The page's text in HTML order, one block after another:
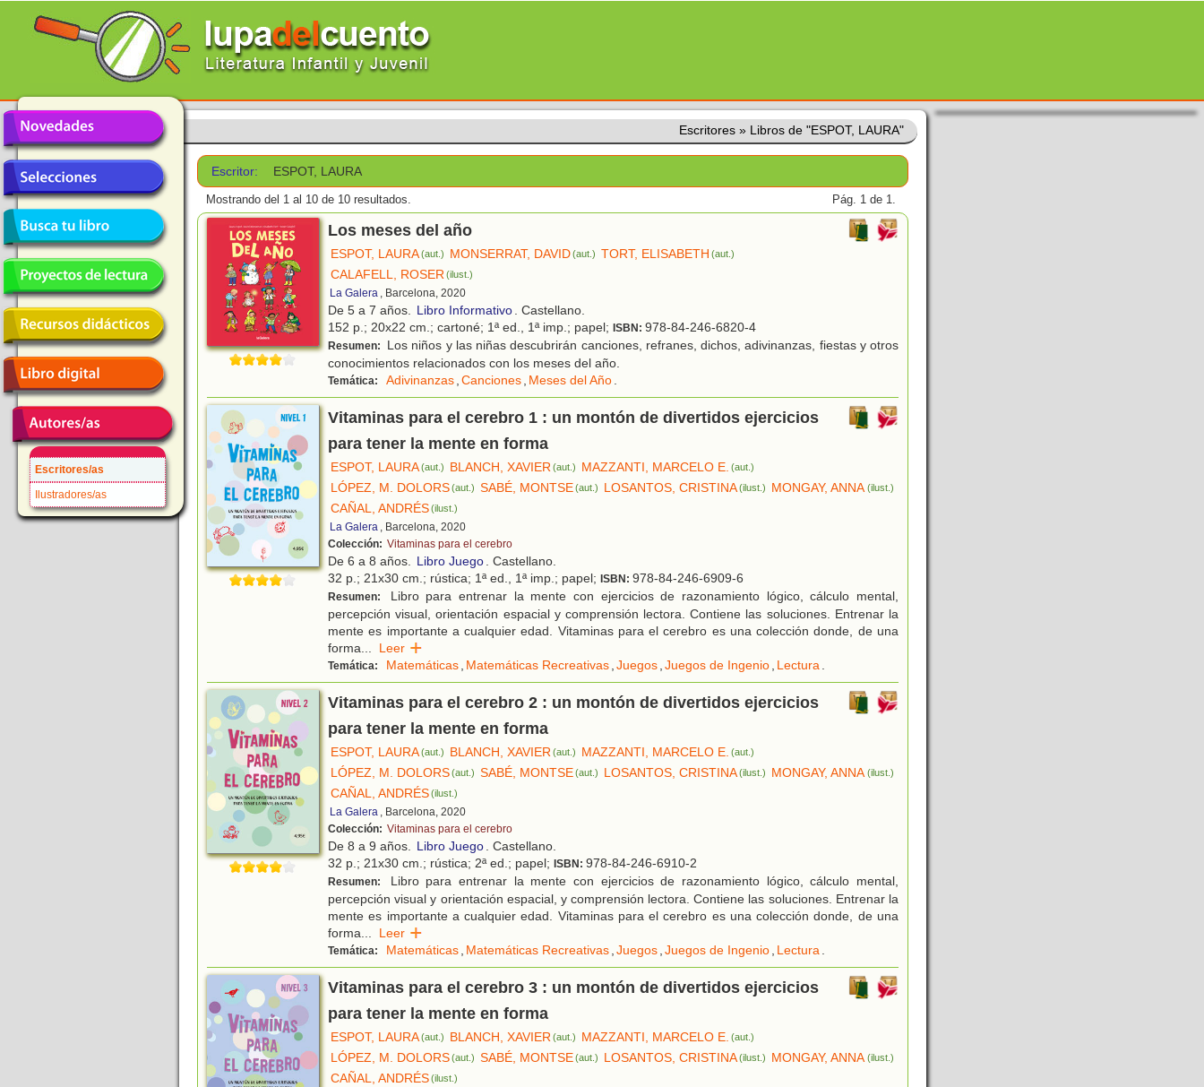
Escritores/as
Ilustradores/as
Escritores » Libros de "ESPOT, LAURA"
Escritor: ESPOT, LAURA
Mostrando del 1 al 10 de 10 resultados. Pág. 1 de 1.
Los meses del año
ESPOT, LAURA(aut.) MONSERRAT, DAVID(aut.) TORT, ELISABETH (aut.)
CALAFELL, ROSER(ilust.)
La Galera , Barcelona, 2020
De 5 a 7 años. Libro Informativo. Castellano.
152 p.; 20x22 cm.; cartoné; 1ª ed., 1ª imp.; papel; ISBN: 978-84-246-6820-4
Resumen:
Los niños y las niñas descubrirán canciones, refranes, dichos, adivinanzas, fiestas y otros
conocimientos relacionados con los meses del año.
Temática: Adivinanzas,Canciones, Meses del Año.
Vitaminas para el cerebro 1 : un montón de divertidos ejercicios
para tener la mente en forma
ESPOT, LAURA(aut.) BLANCH, XAVIER(aut.) MAZZANTI, MARCELO E. (aut.)
LÓPEZ, M. DOLORS(aut.) SABÉ, MONTSE(aut.) LOSANTOS, CRISTINA(ilust.) MONGAY, ANNA (ilust.)
CAÑAL, ANDRÉS(ilust.)
La Galera , Barcelona, 2020
Colección: Vitaminas para el cerebro
De 6 a 8 años. Libro Juego. Castellano.
32 p.; 21x30 cm.; rústica; 1ª ed., 1ª imp.; papel; ISBN: 978-84-246-6909-6
Resumen:
Libro para entrenar la mente con ejercicios de razonamiento lógico, cálculo mental,
percepción visual, orientación espacial y comprensión lectora. Contiene las soluciones. Entrenar la
mente es importante a cualquier edad. Vitaminas para el cerebro es una colección donde, de una
forma... Leer
Temática: Matemáticas, Matemáticas Recreativas,Juegos,Juegos de Ingenio, Lectura.
Vitaminas para el cerebro 2 : un montón de divertidos ejercicios
para tener la mente en forma
ESPOT, LAURA(aut.) BLANCH, XAVIER(aut.) MAZZANTI, MARCELO E. (aut.)
LÓPEZ, M. DOLORS(aut.) SABÉ, MONTSE(aut.) LOSANTOS, CRISTINA(ilust.) MONGAY, ANNA (ilust.)
CAÑAL, ANDRÉS(ilust.)
La Galera , Barcelona, 2020
Colección: Vitaminas para el cerebro
De 8 a 9 años. Libro Juego. Castellano.
32 p.; 21x30 cm.; rústica; 2ª ed.; papel; ISBN: 978-84-246-6910-2
Resumen:
Libro para entrenar la mente con ejercicios de razonamiento lógico, cálculo mental,
percepción visual y orientación espacial, y comprensión lectora. Contiene las soluciones. Entrenar la
mente es importante a cualquier edad. Vitaminas para el cerebro es una colección donde, de una
forma... Leer
Temática: Matemáticas, Matemáticas Recreativas,Juegos,Juegos de Ingenio, Lectura.
Vitaminas para el cerebro 3 : un montón de divertidos ejercicios
para tener la mente en forma
ESPOT, LAURA(aut.) BLANCH, XAVIER(aut.) MAZZANTI, MARCELO E. (aut.)
LÓPEZ, M. DOLORS(aut.) SABÉ, MONTSE(aut.) LOSANTOS, CRISTINA(ilust.) MONGAY, ANNA (ilust.)
CAÑAL, ANDRÉS(ilust.)